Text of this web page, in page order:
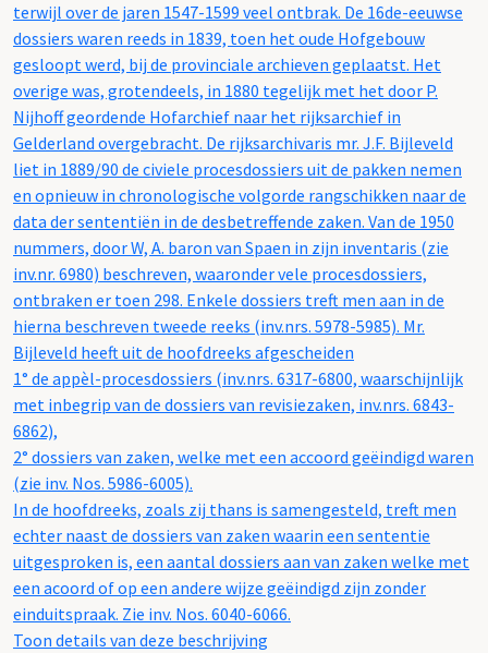
terwijl over de jaren 1547-1599 veel ontbrak. De 16de-eeuwse
dossiers waren reeds in 1839, toen het oude Hofgebouw
gesloopt werd, bij de provinciale archieven geplaatst. Het
overige was, grotendeels, in 1880 tegelijk met het door P.
Nijhoff geordende Hofarchief naar het rijksarchief in
Gelderland overgebracht. De rijksarchivaris mr. J.F. Bijleveld
liet in 1889/90 de civiele procesdossiers uit de pakken nemen
en opnieuw in chronologische volgorde rangschikken naar de
data der sententiën in de desbetreffende zaken. Van de 1950
nummers, door W, A. baron van Spaen in zijn inventaris (zie
inv.nr. 6980) beschreven, waaronder vele procesdossiers,
ontbraken er toen 298. Enkele dossiers treft men aan in de
hierna beschreven tweede reeks (inv.nrs. 5978-5985). Mr.
Bijleveld heeft uit de hoofdreeks afgescheiden
1° de appèl-procesdossiers (inv.nrs. 6317-6800, waarschijnlijk
met inbegrip van de dossiers van revisiezaken, inv.nrs. 6843-
6862),
2° dossiers van zaken, welke met een accoord geëindigd waren
(zie inv. Nos. 5986-6005).
In de hoofdreeks, zoals zij thans is samengesteld, treft men
echter naast de dossiers van zaken waarin een sententie
uitgesproken is, een aantal dossiers aan van zaken welke met
een acoord of op een andere wijze geëindigd zijn zonder
einduitspraak. Zie inv. Nos. 6040-6066.
Toon details van deze beschrijving